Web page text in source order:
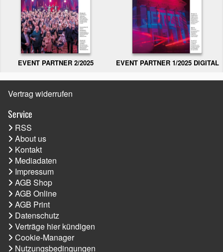
EVENT PARTNER 2/2025 EVENT PARTNER 1/2025 DIGITAL
Vertrag widerrufen
Service
RSS
About us
Kontakt
Mediadaten
Impressum
AGB Shop
AGB Online
AGB Print
Datenschutz
Verträge hier kündigen
Cookie-Manager
Nutzungsbedingungen